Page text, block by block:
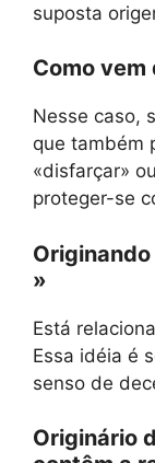
suposta
Como vem
Nesse caso,
que também
«disfarçar»
proteger-se
»
Está
Essa idéia é
senso de
Originário